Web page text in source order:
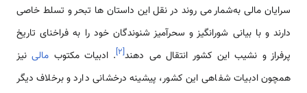
سرایان مالی به‌شمار می روند در نقل این داستان ها تبحر و تسلط خاصی
دارند و با بیانی شورانگیز و سحرآمیز شنوندگان خود را به فراخنای تاریخ
پرفراز و نشیب این کشور انتقال می دهند[۲]. ادبیات مکتوب مالینیز
همچون ادبیات شفاهی این کشور، پیشینه درخشانی دارد و برخلاف دیگر